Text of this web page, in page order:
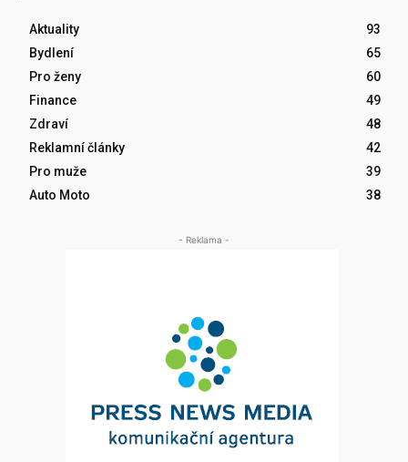
Aktuality
93
Bydlení
65
Pro ženy
60
Finance
49
Zdraví
48
Reklamní články
42
Pro muže
39
Auto Moto
38
- Reklama -